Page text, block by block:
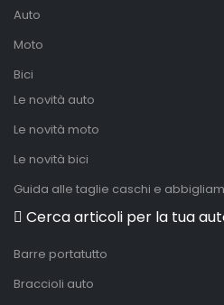
Auto
Moto
Bici
Le novità auto
Le novità moto
Le novità bici
Guida alle taglie caschi e
Cerca articoli per la tua
Barre portatutto
Braccioli auto